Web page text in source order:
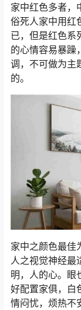
家中红色多者，
俗死人家中用红
已，但是红色系
的心情容易暴躁
调，不可做为主
的。
家中之颜色最佳
人之视觉神经最
明，人的心。眼
好配置家俱，白
情闷忧，烦热不